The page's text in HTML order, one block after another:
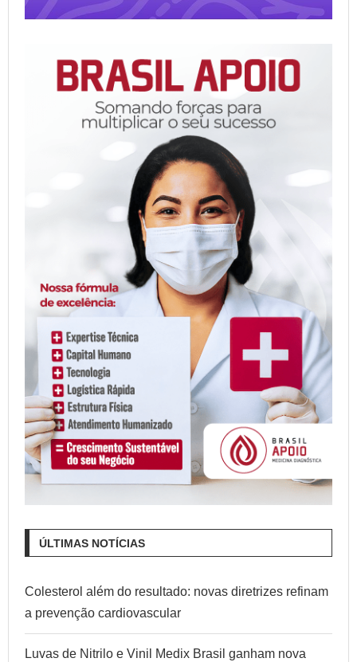
ÚLTIMAS NOTÍCIAS
Colesterol além do resultado: novas diretrizes refinam
a prevenção cardiovascular
Luvas de Nitrilo e Vinil Medix Brasil ganham nova